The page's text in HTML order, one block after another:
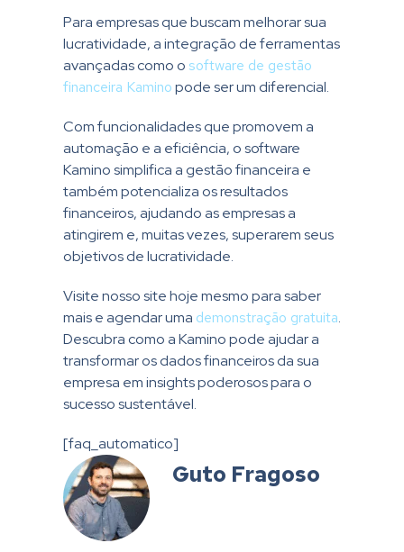
Para empresas que buscam melhorar sua
lucratividade, a integração de ferramentas
avançadas como o software de gestão
financeira Kaminopode ser um diferencial.
Com funcionalidades que promovem a
automação e a eficiência, o software
Kamino simplifica a gestão financeira e
também potencializa os resultados
financeiros, ajudando as empresas a
atingirem e, muitas vezes, superarem seus
objetivos de lucratividade.
Visite nosso site hoje mesmo para saber
mais e agendar uma demonstração gratuita.
Descubra como a Kamino pode ajudar a
transformar os dados financeiros da sua
empresa em insights poderosos para o
sucesso sustentável.
[faq_automatico]
Guto Fragoso